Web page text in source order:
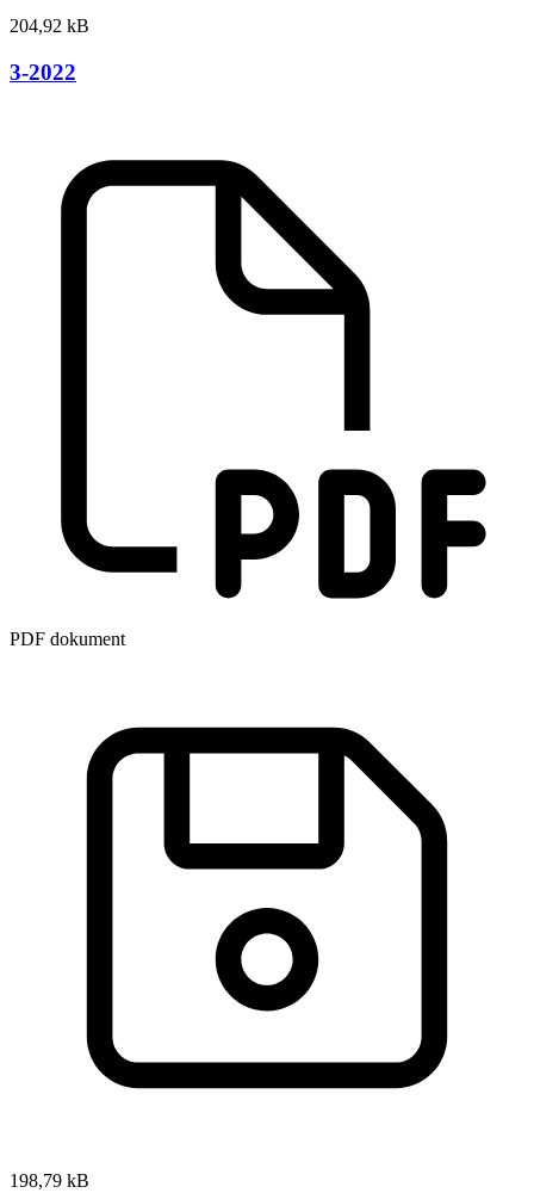
204,92 kB
3-2022
PDF dokument
198,79 kB